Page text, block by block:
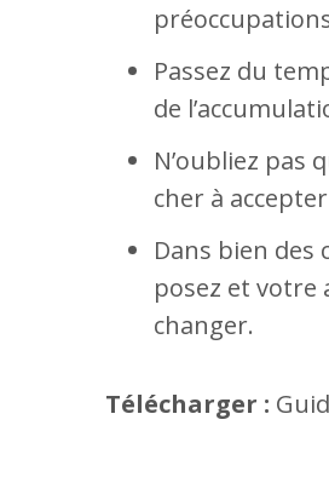
Passez du
de
N’oubliez pas
cher à
Dans bien des
posez et votre
changer.
Télécharger :